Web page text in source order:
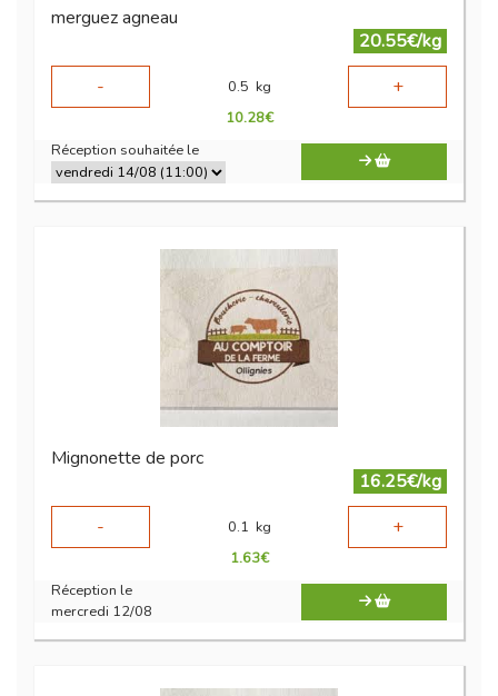
merguez agneau
20.55€/kg
-
0.5 kg +
10.28€
Réception souhaitée le
Mignonette de porc
16.25€/kg
-
0.1 kg +
1.63€
Réception le
mercredi 12/08